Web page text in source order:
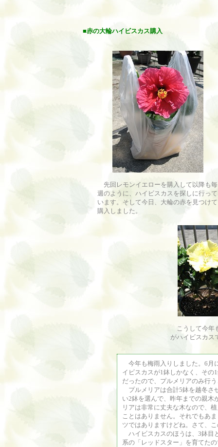
■赤の大輪ハイビスカス購入
先回レモンイエローを購入して以降も毎
週のように、ハイビスカスを探しに行って
います。そして今日、大輪の赤を見つけて
購入しました。
こうして今年
がハイビスカス
今年も梅雨入りしました。6月
イビスカスが1鉢しかなく、その
だったので、プルメリアのみ行
プルメリアは合計5鉢を越冬さ
い2鉢を選んで、昨年までの親木
リアは非常に丈夫な木なので、
ことはありません。それでもあ
ツではありますけどね。さて、
ハイビスカスのほうは、3鉢目
系の「レッドスター」を育てた